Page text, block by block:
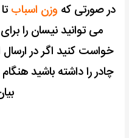
در صورتی که وزن اسباب
می توانید نیسان را
خواست کنید اگر در
چادر را داشته باشید هنگام